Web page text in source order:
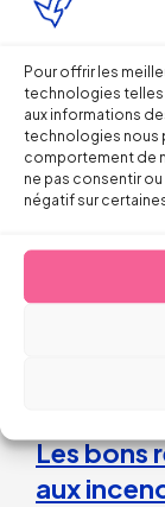
Pour offrir les
technologies
aux informations
technologies nous
comportement de
ne pas consentir
négatif sur
Droit du
La
prime
Droit du
Les bons
aux